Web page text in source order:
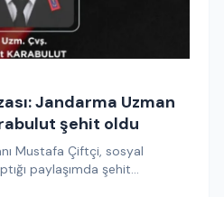
Jandarma Uzman
şehit oldu
Mustafa Çiftçi, sosyal
paylaşımda şehit
yayımladı.…